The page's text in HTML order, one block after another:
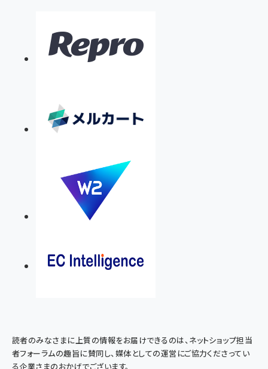
読者のみなさまに上質の情報をお届けできるのは、ネットショップ担当
者フォーラムの趣旨に賛同し、媒体としての運営にご協力くださってい
る企業さまのおかげでございます。